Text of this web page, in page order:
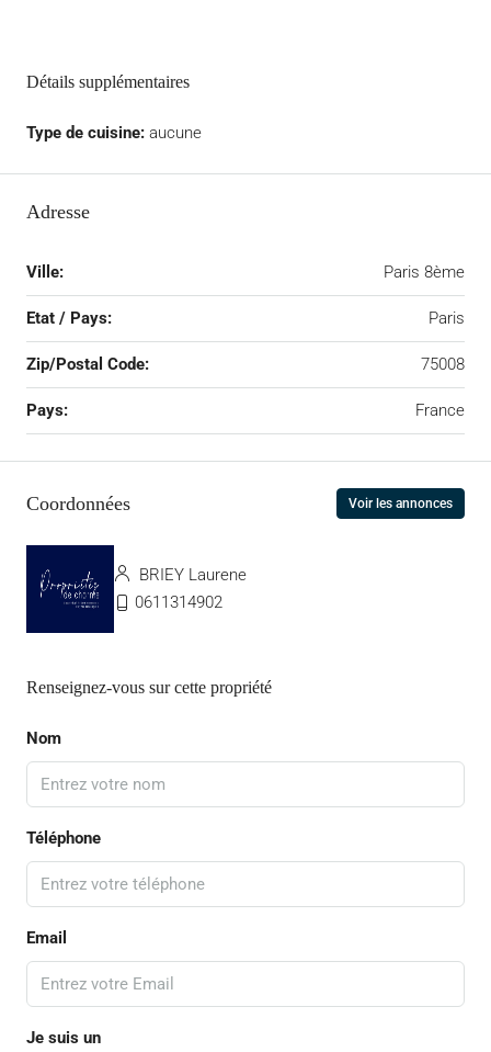
Détails supplémentaires
Type de cuisine: aucune
Adresse
Ville: Paris 8ème
Etat / Pays: Paris
Zip/Postal Code: 75008
Pays: France
Coordonnées Voir les annonces
BRIEY Laurene
0611314902
Renseignez-vous sur cette propriété
Nom
Téléphone
Email
Je suis un